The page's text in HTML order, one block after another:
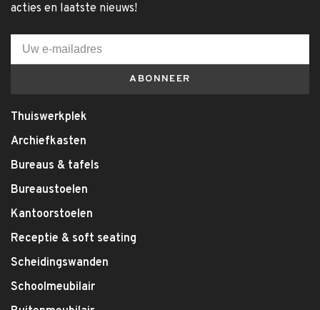
acties en laatste nieuws!
ABONNEER
Thuiswerkplek
Archiefkasten
Bureaus & tafels
Bureaustoelen
Kantoorstoelen
Receptie & soft seating
Scheidingswanden
Schoolmeubilair